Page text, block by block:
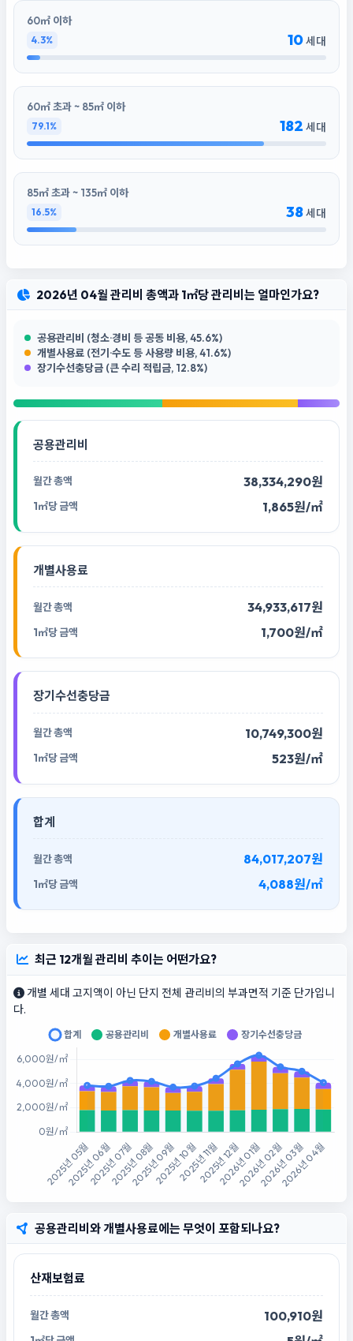
60㎡ 이하
4.3% 10세대
60㎡ 초과 ~ 85㎡ 이하
79.1% 182 세대
85㎡ 초과 ~ 135㎡ 이하
16.5% 38세대
2026년 04월 관리비 총액과 1㎡당 관리비는 얼마인가요?
공용관리비 (청소·경비 등 공동 비용, 45.6%)
개별사용료 (전기·수도 등 사용량 비용, 41.6%)
장기수선충당금 (큰 수리 적립금, 12.8%)
공용관리비
38,334,290원
1,865원/㎡
개별사용료
34,933,617원
1,700원/㎡
장기수선충당금
10,749,300원
523원/㎡
합계
84,017,207원
4,088원/㎡
최근 12개월 관리비 추이는 어떤가요?
개별 세대 고지액이 아닌 단지 전체 관리비의 부과면적 기준 단가입니
다.
공용관리비와 개별사용료에는 무엇이 포함되나요?
산재보험료
100,910원